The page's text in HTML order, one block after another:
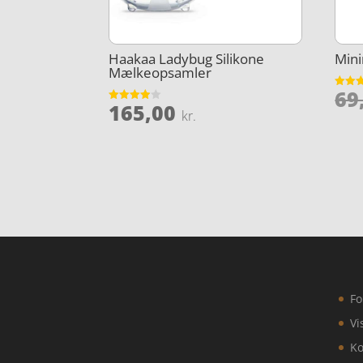
Haakaa Ladybug Silikone
Mælkeopsamler
Vurderet
165,00 kr.
4.5